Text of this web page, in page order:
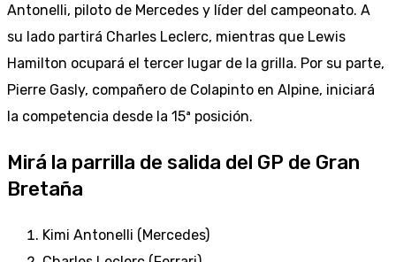
Antonelli, piloto de Mercedes y líder del campeonato. A
su lado partirá Charles Leclerc, mientras que Lewis
Hamilton ocupará el tercer lugar de la grilla. Por su parte,
Pierre Gasly, compañero de Colapinto en Alpine, iniciará
la competencia desde la 15ª posición.
Mirá la parrilla de salida del GP de Gran
Bretaña
Kimi Antonelli (Mercedes)